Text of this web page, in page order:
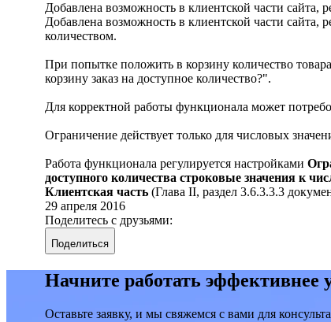
Добавлена возможность в клиентской части сайта,
Добавлена возможность в клиентской части сайта,
количеством.
При попытке положить в корзину количество
корзину заказ на доступное количество?".
Для корректной работы функционала может
Ограничение действует только для числовых
Работа функционала регулируется настройками
доступного количества строковые значения к
Клиентская часть (Глава II, раздел 3.6.3.3.3
29 апреля 2016
Поделитесь с друзьями:
Поделиться
Начните работать эффективнее
Оставьте заявку, и мы свяжемся с вами для